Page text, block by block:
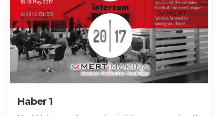
Haber 1